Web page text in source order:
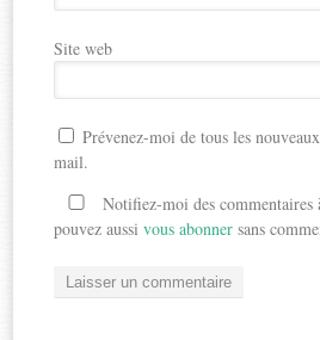
Site web
Prévenez-moi de tous les
mail.
Notifiez-moi des
pouvez aussivous abonner sans